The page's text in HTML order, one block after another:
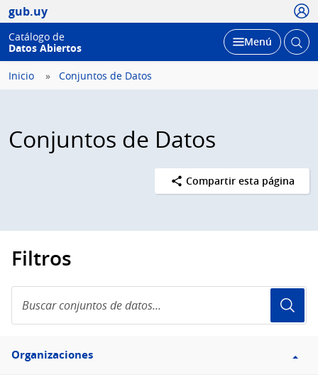
gub.uy
Catálogo de
Datos Abiertos
Desplegar
Menú Abrir
Inicio Conjuntos de Datos
Conjuntos de Datos
Compartir esta página
Filtros
conjuntos
de
Filtro
Organizaciones
Organizaciones